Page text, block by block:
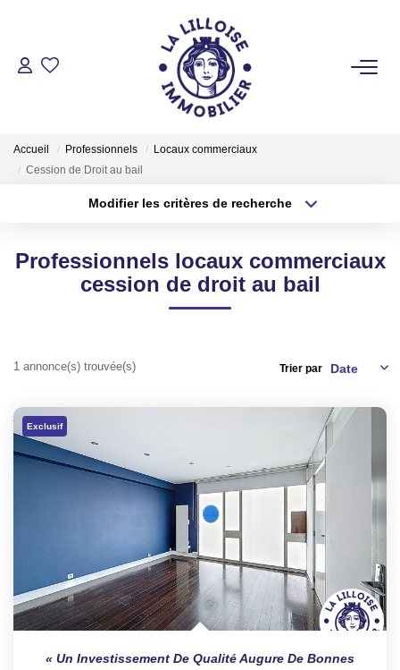
ACHETER
Nos Biens Au Touquet Paris-Plage
LOUER
VENDRE
GESTION LOCATIVE
NOTRE AGENCE
EN
Accueil Professionnels
Locaux commerciaux
Cession de Droit au bail
Modifier les critères de recherche
Type de bien
Surface min
Créer une alerte
Professionnels locaux commerciaux
cession de droit au bail
1 annonce(s) trouvée(s) Trier par
Exclusif
Un Investissement De Qualité Augure De Bonnes